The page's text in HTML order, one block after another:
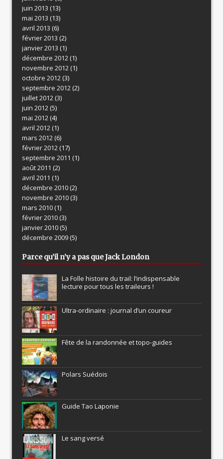
juin 2013 (13)
mai 2013 (13)
avril 2013 (6)
février 2013 (2)
janvier 2013 (1)
décembre 2012 (1)
novembre 2012 (1)
octobre 2012 (3)
septembre 2012 (2)
juillet 2012 (3)
juin 2012 (5)
mai 2012 (4)
avril 2012 (1)
mars 2012 (6)
février 2012 (17)
septembre 2011 (1)
août 2011 (2)
avril 2011 (1)
décembre 2010(2)
novembre 2010(3)
mars 2010(1)
février 2010(3)
janvier 2010(5)
décembre 2009(5)
Parce qu’il n’y a pas que Jack London
La Folle histoire du trail: l’indispensable
lecture pour tous les traileurs !
Ultra-ordinaire : journal d’un coureur
Fête de la randonnée et topo-guides
Polars Suédois
Guide Tao Laponie
Le sang versé